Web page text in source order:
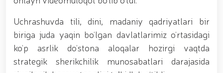
gvardiyachilar faxrli o'rinlarni egallashdi.//
Hamkorlikdagi profilaktik tadbirlar davom
ettirilmoqda. Xavfsiz muhitni ta’minlashga
qaratilgan chora-tadbirlar Milliy gvardiya
qo‘mondoni general-polkovnik B. Tashmatov
rahbarligida Yunusobod tumanida amalga oshirildi //
Buyuk davlat arbobi Sohibqiron Amir Temur
Uchrashuvda tili, dini, madaniy qadriyatlari bir
biriga juda yaqin bo‘lgan davlatlarimiz o‘rtasidagi
ko‘p asrlik do‘stona aloqalar hozirgi vaqtda
strategik sherikchilik munosabatlari darajasida